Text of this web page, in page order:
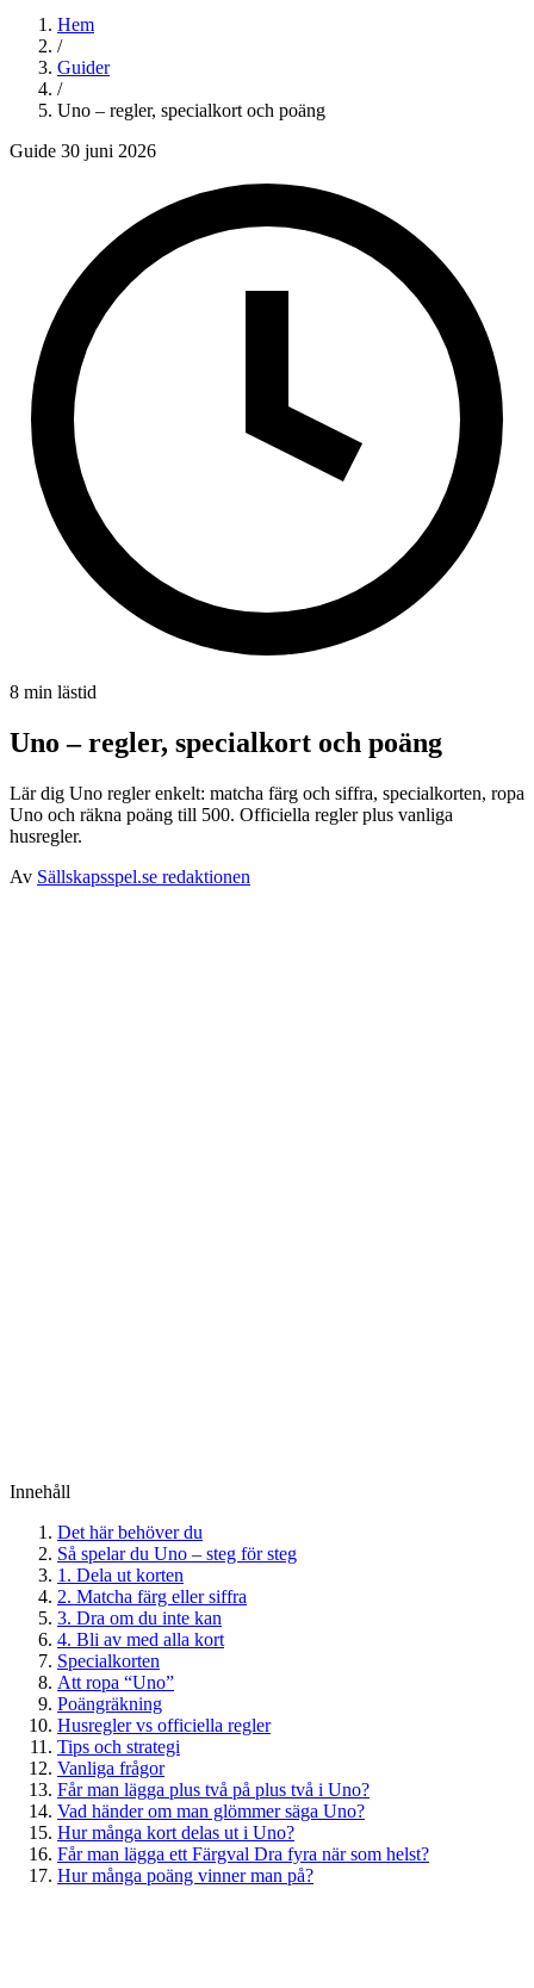
Hem
/
Guider
/
Uno – regler, specialkort och poäng
Guide 30 juni 2026
8 min lästid
Uno – regler, specialkort och poäng
Lär dig Uno regler enkelt: matcha färg och siffra, specialkorten, ropa
Uno och räkna poäng till 500. Officiella regler plus vanliga
husregler.
Av Sällskapsspel.se redaktionen
Innehåll
Det här behöver du
Så spelar du Uno – steg för steg
1. Dela ut korten
2. Matcha färg eller siffra
3. Dra om du inte kan
4. Bli av med alla kort
Specialkorten
Att ropa “Uno”
Poängräkning
Husregler vs officiella regler
Tips och strategi
Vanliga frågor
Får man lägga plus två på plus två i Uno?
Vad händer om man glömmer säga Uno?
Hur många kort delas ut i Uno?
Får man lägga ett Färgval Dra fyra när som helst?
Hur många poäng vinner man på?